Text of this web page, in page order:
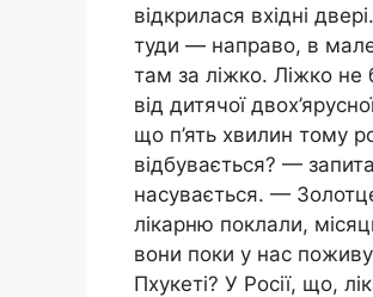
відкрилася вхідні
туди — направо, в
там за ліжко. Ліжко не
від дитячої
що п’ять хвилин тому
відбувається? —
насувається. —
лікарню поклали,
вони поки у нас
Пхукеті? У Росії, що,